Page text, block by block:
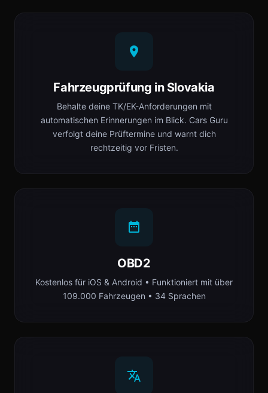
Fahrzeugprüfung in Slovakia
Behalte deine TK/EK-Anforderungen mit
automatischen Erinnerungen im Blick. Cars Guru
verfolgt deine Prüftermine und warnt dich
rechtzeitig vor Fristen.
OBD2
Kostenlos für iOS & Android • Funktioniert mit über
109.000 Fahrzeugen • 34 Sprachen